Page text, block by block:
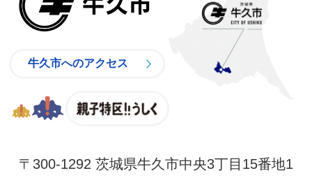
牛久市へのアクセス
〒300-1292 茨城県牛久市中央3丁目15番地1